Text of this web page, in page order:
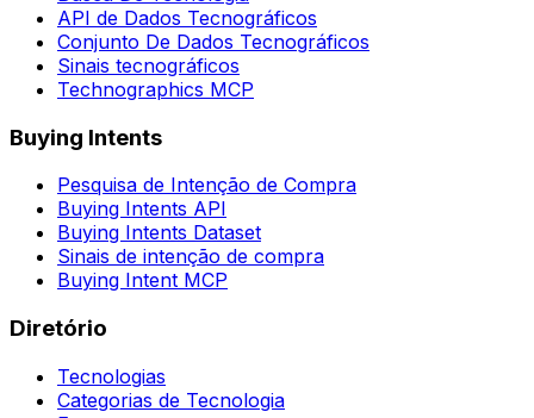
API de Dados Tecnográficos
Conjunto De Dados Tecnográficos
Sinais tecnográficos
Technographics MCP
Buying Intents
Pesquisa de Intenção de Compra
Buying Intents API
Buying Intents Dataset
Sinais de intenção de compra
Buying Intent MCP
Diretório
Tecnologias
Categorias de Tecnologia